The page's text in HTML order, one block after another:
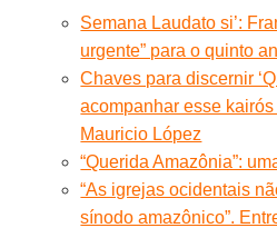
Semana Laudato si’:
urgente” para o quinto
Chaves para discernir
acompanhar esse
Mauricio López
“Querida Amazônia”:
“As igrejas ocidentais
sínodo amazônico”.